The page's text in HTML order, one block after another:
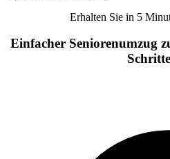
Erhalten Sie in 5
Einfacher Seniorenumzug